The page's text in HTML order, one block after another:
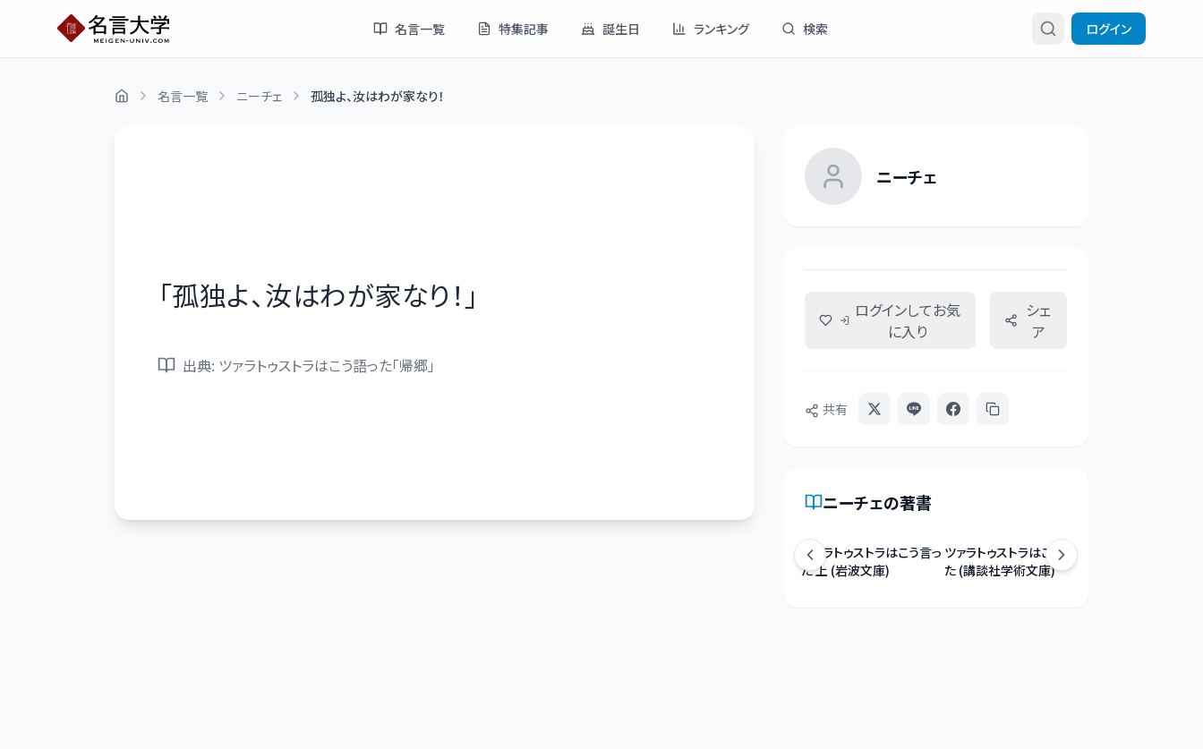
名言一覧 特集記事 誕生日 ランキング 検索 ログイン
名言一覧 ニーチェ 孤独よ、汝はわが家なり！
「孤独よ、汝はわが家なり！ 」
出典: ツァラトゥストラはこう語った「帰郷」
ニーチェ
ログインしてお気
に入り
シェ
ア
共有
ニーチェの著書
ツァラトゥストラはこう言っ
た 上 (岩波文庫)
ツァラトゥストラはこう言っ
た (講談社学術文庫)